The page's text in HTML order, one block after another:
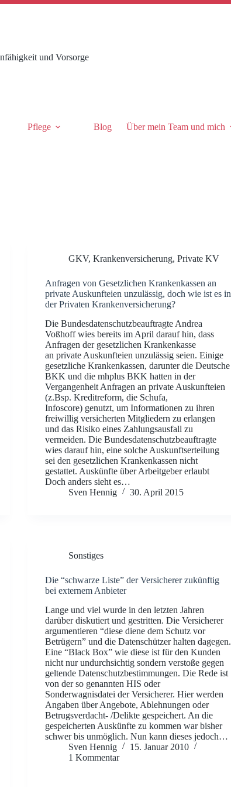
und Vorsorge
Pflege Blog Über mein Team und mich
GKV, Krankenversicherung, Private KV
Anfragen von Gesetzlichen Krankenkassen an
private Auskunfteien unzulässig, doch wie ist es in
der Privaten Krankenversicherung?
Die Bundesdatenschutzbeauftragte Andrea
Voßhoff wies bereits im April darauf hin, dass
Anfragen der gesetzlichen Krankenkasse
an private Auskunfteien unzulässig seien. Einige
gesetzliche Krankenkassen, darunter die Deutsche
BKK und die mhplus BKK hatten in der
Vergangenheit Anfragen an private Auskunfteien
(z.Bsp. Kreditreform, die Schufa,
Infoscore) genutzt, um Informationen zu ihren
freiwillig versicherten Mitgliedern zu erlangen
und das Risiko eines Zahlungsausfall zu
vermeiden. Die Bundesdatenschutzbeauftragte
wies darauf hin, eine solche Auskunftserteilung
sei den gesetzlichen Krankenkassen nicht
gestattet. Auskünfte über Arbeitgeber erlaubt
Doch anders sieht es…
Sven Hennig
30. April 2015
Sonstiges
Die “schwarze Liste” der Versicherer zukünftig
bei externem Anbieter
Lange und viel wurde in den letzten Jahren
darüber diskutiert und gestritten. Die Versicherer
argumentieren “diese diene dem Schutz vor
Betrügern” und die Datenschützer halten dagegen.
Eine “Black Box” wie diese ist für den Kunden
nicht nur undurchsichtig sondern verstoße gegen
geltende Datenschutzbestimmungen. Die Rede ist
von der so genannten HIS oder
Sonderwagnisdatei der Versicherer. Hier werden
Angaben über Angebote, Ablehnungen oder
Betrugsverdacht- /Delikte gespeichert. An die
gespeicherten Auskünfte zu kommen war bisher
schwer bis unmöglich. Nun kann dieses jedoch…
Sven Hennig
15. Januar 2010
1 Kommentar